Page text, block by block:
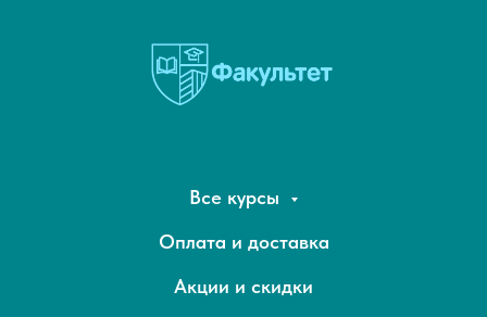
Все курсы
Оплата и доставка
Акции и скидки